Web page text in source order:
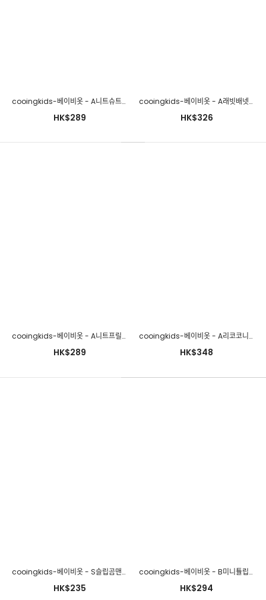
복 100일아기 애기옷 6개월아기옷 돌아기옷 신생아의류♡韓國幼兒
裝
cooingkids-베이비옷 - A니트슈트♡韓國幼兒裝
HK$289
cooingkids-베이비옷 - A래빗배넷저고리슈트(모자포함)♡韓國幼兒裝
HK$326
cooingkids-베이비옷 - A니트프릴슈트♡韓國幼兒裝
HK$289
cooingkids-베이비옷 - A리코코니트슈트♡韓國幼兒裝
HK$348
cooingkids-베이비옷 - S슬립곰맨투맨티♡韓國幼兒裝
HK$235
cooingkids-베이비옷 - B미니튤립원피스 신생아바디슈트 아기 여아 베이비 백일 100일 돌 바디슈트 가을아기옷♡韓國幼兒裝
HK$294